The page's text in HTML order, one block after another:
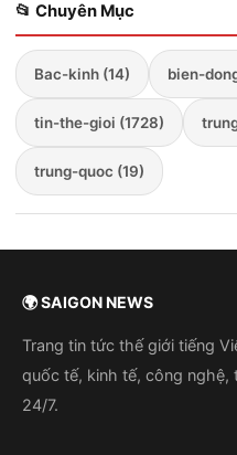
📂 Chuyên Mục
Bac-kinh (14) bien-
tin-the-gioi (1728)
trung-quoc (19)
🌍 SAIGON NEWS
Trang tin tức thế giới tiếng
quốc tế, kinh tế, công nghệ,
24/7.